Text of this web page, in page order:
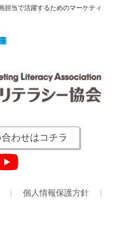
担当で活躍するためのマーケティ
わせはコチラ
個人情報保護方針